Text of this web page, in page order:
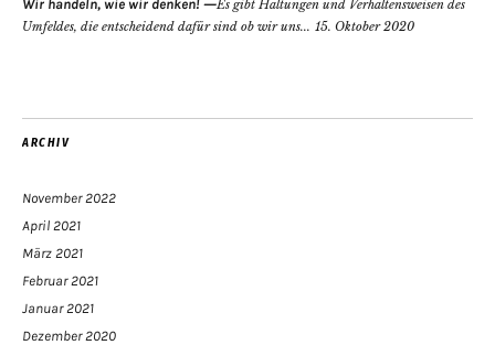
Wir handeln, wie wir denken!
Es gibt Haltungen und Verhaltensweisen des
Umfeldes, die entscheidend dafür sind ob wir uns... 15. Oktober 2020
ARCHIV
November 2022
April 2021
März 2021
Februar 2021
Januar 2021
Dezember 2020